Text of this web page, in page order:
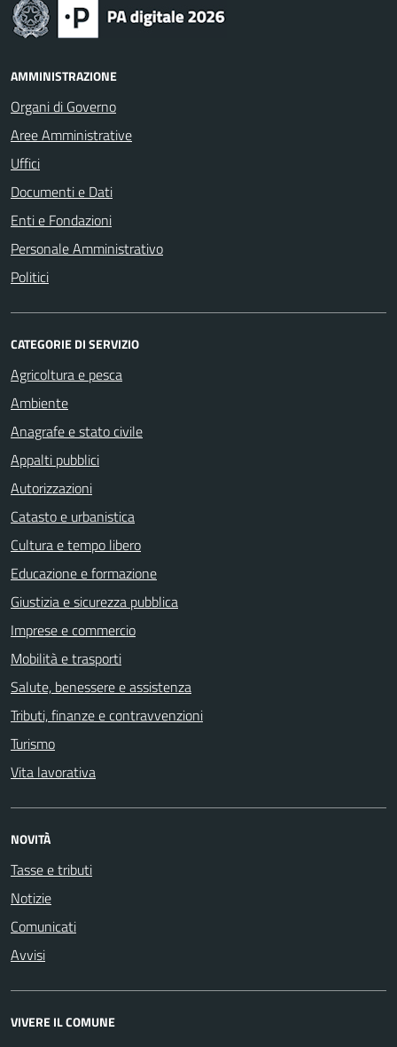
AMMINISTRAZIONE
Organi di Governo
Aree Amministrative
Uffici
Documenti e Dati
Enti e Fondazioni
Personale Amministrativo
Politici
CATEGORIE DI SERVIZIO
Agricoltura e pesca
Ambiente
Anagrafe e stato civile
Appalti pubblici
Autorizzazioni
Catasto e urbanistica
Cultura e tempo libero
Educazione e formazione
Giustizia e sicurezza pubblica
Imprese e commercio
Mobilità e trasporti
Salute, benessere e assistenza
Tributi, finanze e contravvenzioni
Turismo
Vita lavorativa
NOVITÀ
Tasse e tributi
Notizie
Comunicati
Avvisi
VIVERE IL COMUNE